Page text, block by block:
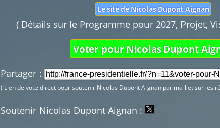
Le site de Nicolas Dupont Aignan
( Détails sur le Programme pour 2027, Projet,
Voter pour Nicolas Dupont
Partager :
( Lien de vote direct pour soutenir Nicolas Dupont Aignan par mail et sur les
Soutenir Nicolas Dupont Aignan :